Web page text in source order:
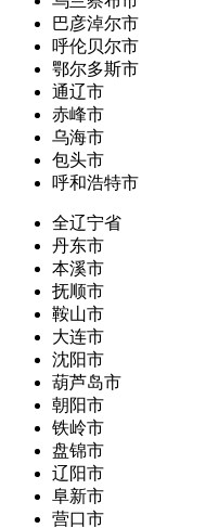
巴彦淖尔市
呼伦贝尔市
鄂尔多斯市
通辽市
赤峰市
乌海市
包头市
呼和浩特市
全辽宁省
丹东市
本溪市
抚顺市
鞍山市
大连市
沈阳市
葫芦岛市
朝阳市
铁岭市
盘锦市
辽阳市
阜新市
营口市